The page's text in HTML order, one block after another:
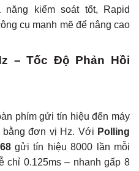
kiểm soát tốt, Rapid
cụ mạnh mẽ để nâng cao
– Tốc Độ Phản Hồi
phím gửi tín hiệu đến máy
bằng đơn vị Hz. Với Polling
gửi tín hiệu 8000 lần mỗi
chỉ 0.125ms – nhanh gấp 8